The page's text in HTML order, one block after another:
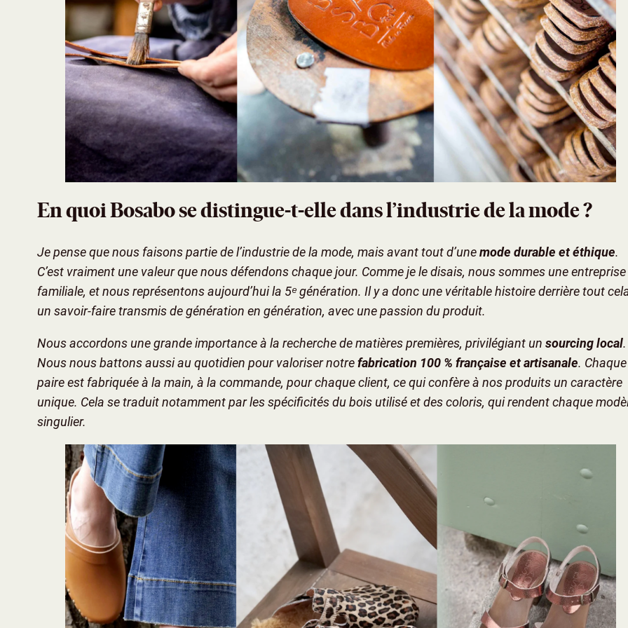
En quoi Bosabo se distingue-t-elle dans l’industrie de la mode ?
Je pense que nous faisons partie de l’industrie de la mode, mais avant tout d’unemode durable et éthique.
C’est vraiment une valeur que nous défendons chaque jour. Comme je le disais, nous sommes une entreprise
familiale, et nous représentons aujourd’hui la 5ᵉ génération. Il y a donc une véritable histoire derrière tout
un savoir-faire transmis de génération en génération, avec une passion du produit.
Nous accordons une grande importance à la recherche de matières premières, privilégiant unsourcing local.
Nous nous battons aussi au quotidien pour valoriser notrefabrication 100 % française et artisanale. Chaque
paire est fabriquée à la main, à la commande, pour chaque client, ce qui confère à nos produits un caractère
unique. Cela se traduit notamment par les spécificités du bois utilisé et des coloris, qui rendent chaque
singulier.